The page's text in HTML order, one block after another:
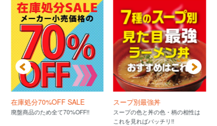
在庫処分70%OFF SALE
廃盤商品のため全て70%OFF!!
スープ別最強丼
スープの色と丼の色・柄の相性は
これを見ればバッチリ!!